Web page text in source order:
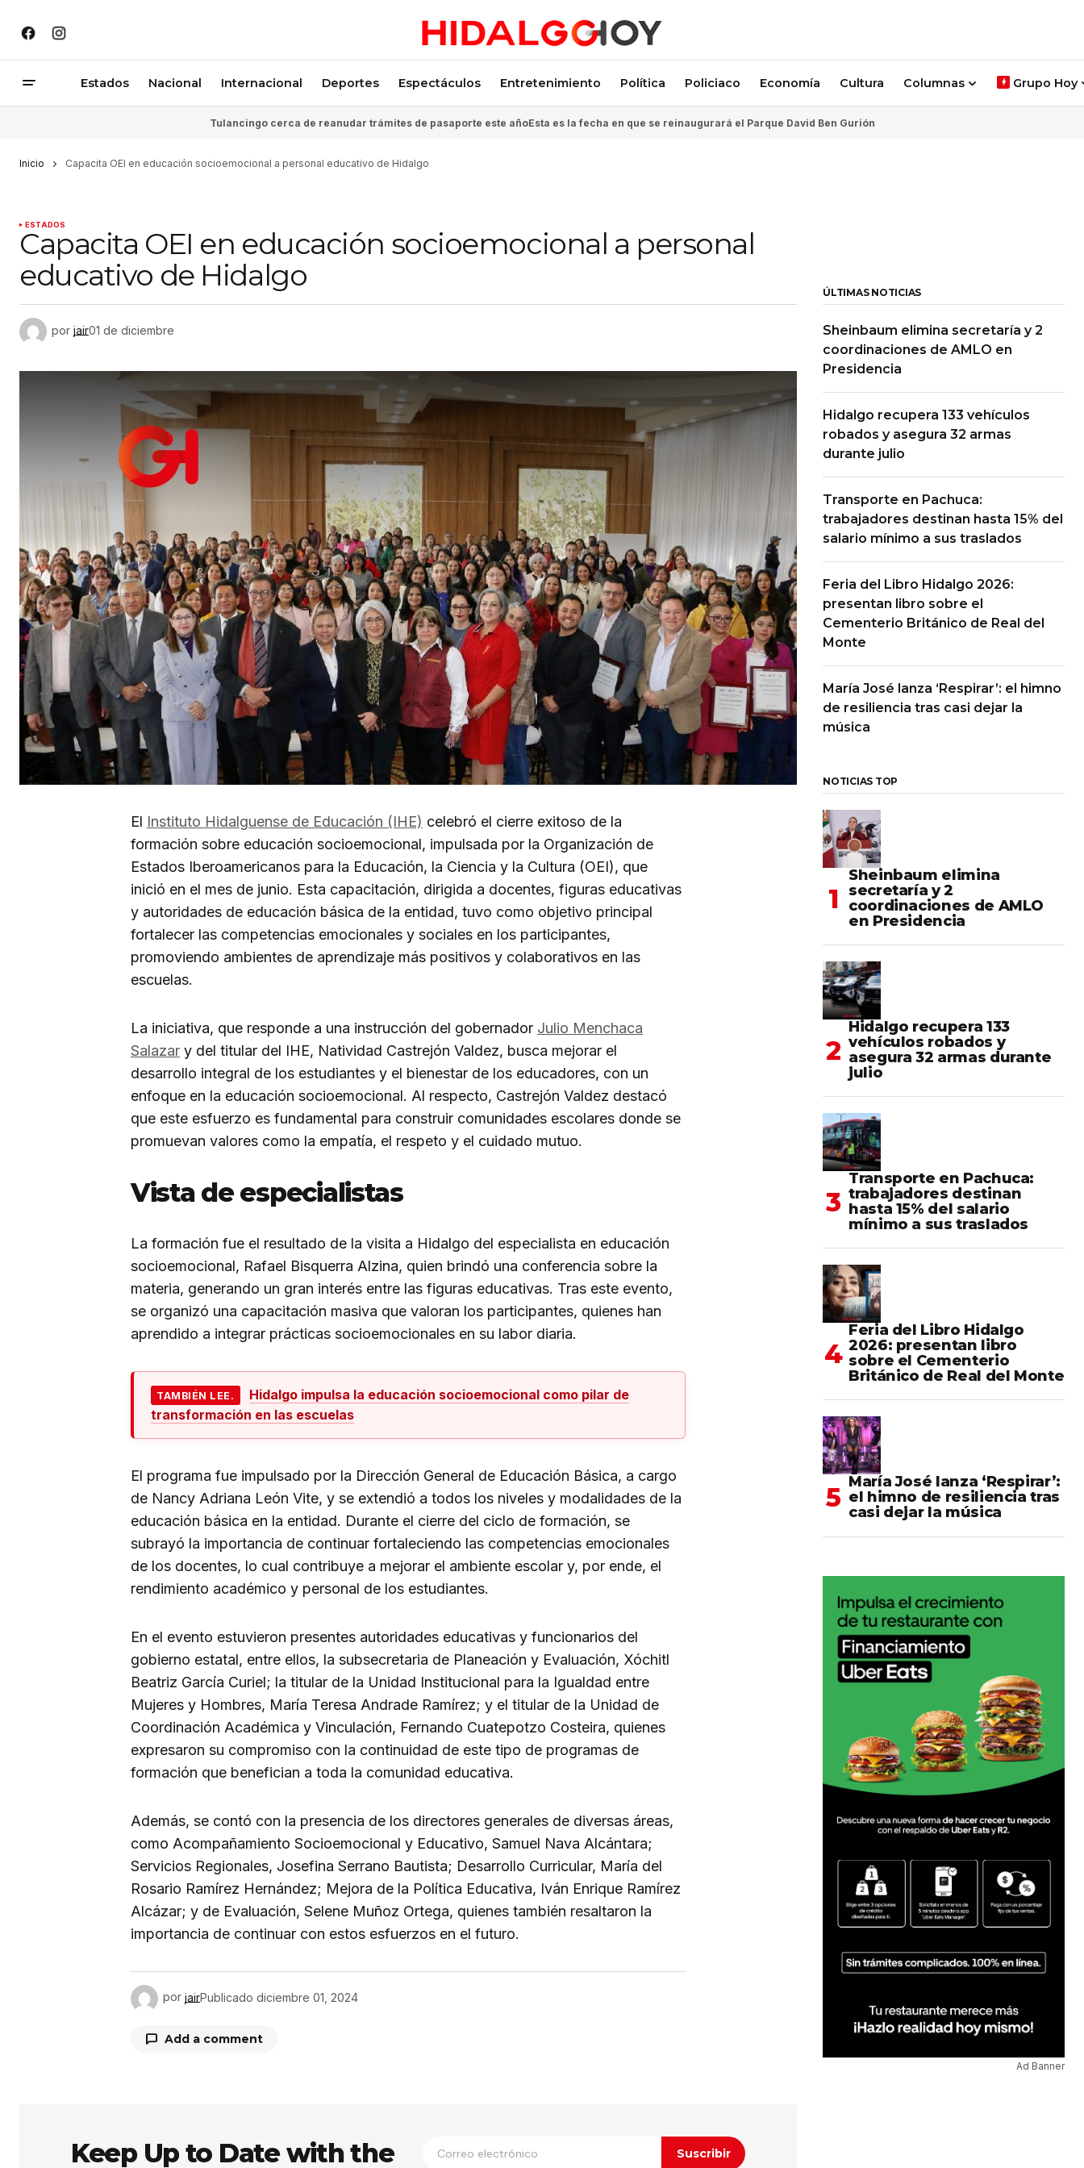
Estados Nacional Internacional Deportes Espectáculos Entretenimiento Política Policiaco Economía Cultura Columnas Grupo Hoy
Tulancingo cerca de reanudar trámites de pasaporte este añoEsta es la fecha en que se reinaugurará el Parque David Ben Gurión
Inicio Capacita OEI en educación socioemocional a personal educativo de Hidalgo
ESTADOS
Capacita OEI en educación socioemocional a personal
educativo de Hidalgo
por jair01 de diciembre
El Instituto Hidalguense de Educación (IHE) celebró el cierre exitoso de la
formación sobre educación socioemocional, impulsada por la Organización de
Estados Iberoamericanos para la Educación, la Ciencia y la Cultura (OEI), que
inició en el mes de junio. Esta capacitación, dirigida a docentes, figuras educativas
y autoridades de educación básica de la entidad, tuvo como objetivo principal
fortalecer las competencias emocionales y sociales en los participantes,
promoviendo ambientes de aprendizaje más positivos y colaborativos en las
escuelas.
La iniciativa, que responde a una instrucción del gobernador Julio Menchaca
Salazar y del titular del IHE, Natividad Castrejón Valdez, busca mejorar el
desarrollo integral de los estudiantes y el bienestar de los educadores, con un
enfoque en la educación socioemocional. Al respecto, Castrejón Valdez destacó
que este esfuerzo es fundamental para construir comunidades escolares donde se
promuevan valores como la empatía, el respeto y el cuidado mutuo.
Vista de especialistas
La formación fue el resultado de la visita a Hidalgo del especialista en educación
socioemocional, Rafael Bisquerra Alzina, quien brindó una conferencia sobre la
materia, generando un gran interés entre las figuras educativas. Tras este evento,
se organizó una capacitación masiva que valoran los participantes, quienes han
aprendido a integrar prácticas socioemocionales en su labor diaria.
TAMBIÉN LEE.
Hidalgo impulsa la educación socioemocional como pilar de
transformación en las escuelas
El programa fue impulsado por la Dirección General de Educación Básica, a cargo
de Nancy Adriana León Vite, y se extendió a todos los niveles y modalidades de la
educación básica en la entidad. Durante el cierre del ciclo de formación, se
subrayó la importancia de continuar fortaleciendo las competencias emocionales
de los docentes, lo cual contribuye a mejorar el ambiente escolar y, por ende, el
rendimiento académico y personal de los estudiantes.
En el evento estuvieron presentes autoridades educativas y funcionarios del
gobierno estatal, entre ellos, la subsecretaria de Planeación y Evaluación, Xóchitl
Beatriz García Curiel; la titular de la Unidad Institucional para la Igualdad entre
Mujeres y Hombres, María Teresa Andrade Ramírez; y el titular de la Unidad de
Coordinación Académica y Vinculación, Fernando Cuatepotzo Costeira, quienes
expresaron su compromiso con la continuidad de este tipo de programas de
formación que benefician a toda la comunidad educativa.
Además, se contó con la presencia de los directores generales de diversas áreas,
como Acompañamiento Socioemocional y Educativo, Samuel Nava Alcántara;
Servicios Regionales, Josefina Serrano Bautista; Desarrollo Curricular, María del
Rosario Ramírez Hernández; Mejora de la Política Educativa, Iván Enrique Ramírez
Alcázar; y de Evaluación, Selene Muñoz Ortega, quienes también resaltaron la
importancia de continuar con estos esfuerzos en el futuro.
por jairPublicado diciembre 01, 2024
Add a comment
Keep Up to Date with the
Suscribir
ÚLTIMAS NOTICIAS
Sheinbaum elimina secretaría y 2
coordinaciones de AMLO en
Presidencia
Hidalgo recupera 133 vehículos
robados y asegura 32 armas
durante julio
Transporte en Pachuca:
trabajadores destinan hasta 15% del
salario mínimo a sus traslados
Feria del Libro Hidalgo 2026:
presentan libro sobre el
Cementerio Británico de Real del
Monte
María José lanza ‘Respirar’: el himno
de resiliencia tras casi dejar la
música
NOTICIAS TOP
Sheinbaum elimina
secretaría y 2
coordinaciones de AMLO
en Presidencia
Hidalgo recupera 133
vehículos robados y
asegura 32 armas durante
julio
Transporte en Pachuca:
trabajadores destinan
hasta 15% del salario
mínimo a sus traslados
Feria del Libro Hidalgo
2026: presentan libro
sobre el Cementerio
Británico de Real del Monte
María José lanza ‘Respirar’:
el himno de resiliencia tras
casi dejar la música
Ad Banner